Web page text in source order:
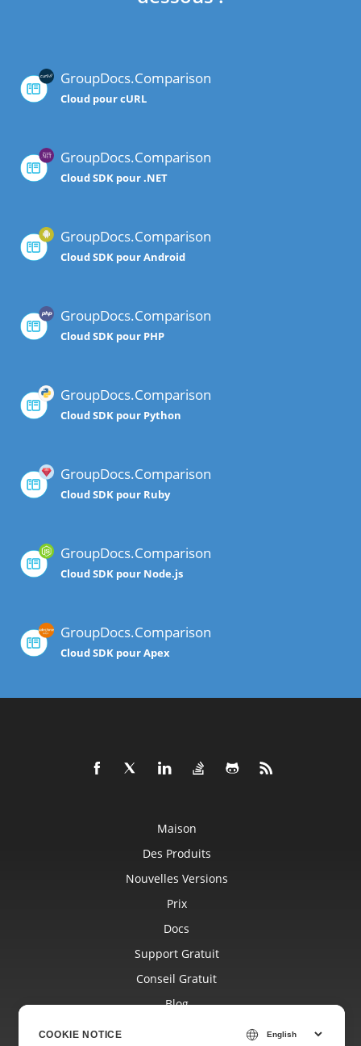
GroupDocs.Comparison
Cloud pour cURL
GroupDocs.Comparison
Cloud SDK pour .NET
GroupDocs.Comparison
Cloud SDK pour Android
GroupDocs.Comparison
Cloud SDK pour PHP
GroupDocs.Comparison
Cloud SDK pour Python
GroupDocs.Comparison
Cloud SDK pour Ruby
GroupDocs.Comparison
Cloud SDK pour Node.js
GroupDocs.Comparison
Cloud SDK pour Apex
Maison
Des Produits
Nouvelles Versions
Prix
Docs
Support Gratuit
Conseil Gratuit
Blog
COOKIE NOTICE